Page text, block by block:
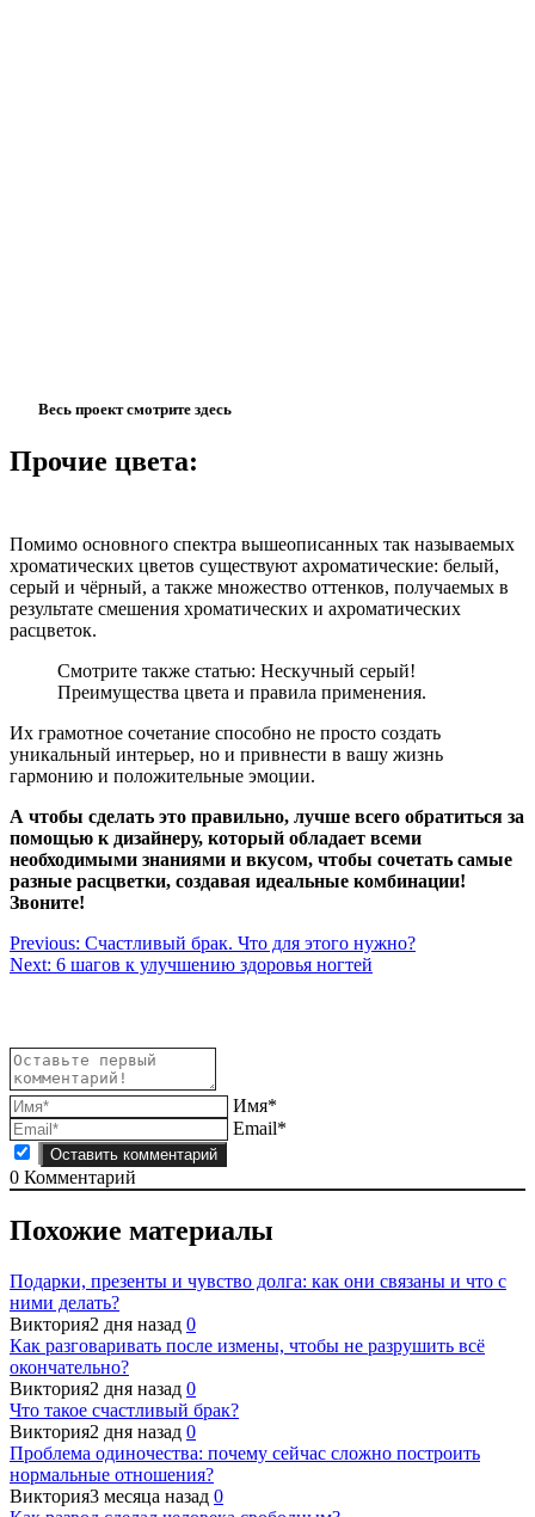
Весь проект смотрите здесь
Прочие цвета:
Помимо основного спектра вышеописанных так называемых
хроматических цветов существуют ахроматические: белый,
серый и чёрный, а также множество оттенков, получаемых в
результате смешения хроматических и ахроматических
расцветок.
Смотрите также статью: Нескучный серый!
Преимущества цвета и правила применения.
Их грамотное сочетание способно не просто создать
уникальный интерьер, но и привнести в вашу жизнь
гармонию и положительные эмоции.
А чтобы сделать это правильно, лучше всего обратиться за
помощью к дизайнеру, который обладает всеми
необходимыми знаниями и вкусом, чтобы сочетать самые
разные расцветки, создавая идеальные комбинации!
Звоните!
Навигация
по
Previous: Счастливый брак. Что для этого нужно?
Next: 6 шагов к улучшению здоровья ногтей
Имя*
Email*
0 Комментарий
Похожие материалы
Подарки, презенты и чувство долга: как они связаны и что с
ними делать?
Виктория2 дня назад 0
Как разговаривать после измены, чтобы не разрушить всё
окончательно?
Виктория2 дня назад 0
Что такое счастливый брак?
Виктория2 дня назад 0
Проблема одиночества: почему сейчас сложно построить
нормальные отношения?
Виктория3 месяца назад 0